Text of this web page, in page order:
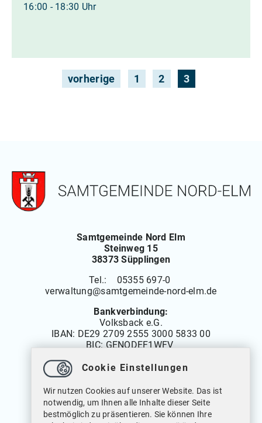
16:00 - 18:30 Uhr
vorherige 1 2 3
Samtgemeinde Nord Elm
Steinweg 15
38373 Süpplingen
Tel.: 05355 697-0
verwaltung@samtgemeinde-nord-elm.de
Bankverbindung:
Volksback e.G.
IBAN: DE29 2709 2555 3000 5833 00
BIC: GENODEF1WFV
Montag bis Freitag: 08.00 bis 12.00 Uhr
Dienstags auch von: 14.00 bis 18.00 Uhr
Cookie Einstellungen
Wir nutzen Cookies auf unserer Website. Das ist
notwendig, um Ihnen alle Inhalte dieser Seite
bestmöglich zu präsentieren. Sie können Ihre